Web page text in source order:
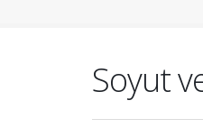
Soyut